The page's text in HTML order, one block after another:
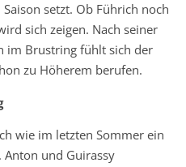
setzt. Ob Führich noch
sich zeigen. Nach seiner
im Brustring fühlt sich der
zu Höherem berufen.
wie im letzten Sommer ein
Anton und Guirassy